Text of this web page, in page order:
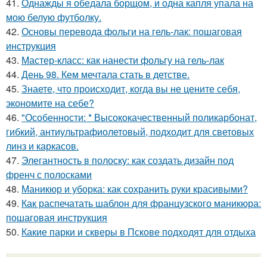
мою белую футболку.
42. Основы перевода фольги на гель-лак: пошаговая
инструкция
43. Мастер-класс: как нанести фольгу на гель-лак
44. День 98. Кем мечтала стать в детстве.
45. Знаете, что происходит, когда вы не цените себя,
экономите на себе?
46. "Особенности: * Высококачественный поликарбонат,
гибкий, антиультрафиолетовый, подходит для световых
линз и каркасов.
47. Элегантность в полоску: как создать дизайн под
френч с полосками
48. Маникюр и уборка: как сохранить руки красивыми?
49. Как распечатать шаблон для французского маникюра:
пошаговая инструкция
50. Какие парки и скверы в Пскове подходят для отдыха